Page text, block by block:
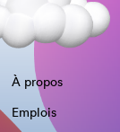
À propos
Emplois